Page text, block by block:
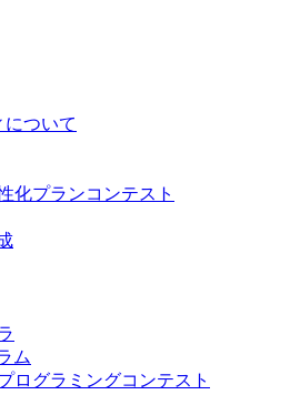
ついて
化プランコンテスト
ム
ログラミングコンテスト